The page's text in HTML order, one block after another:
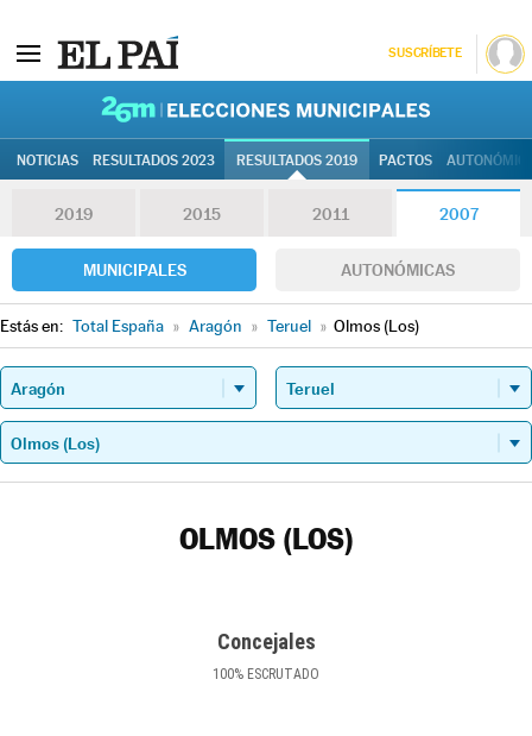
SUSCRÍBETE
NOTICIAS RESULTADOS 2023 RESULTADOS 2019 PACTOS
2019 2015 2011 2007
MUNICIPALES AUTONÓMICAS
Estás en: Total España » Aragón » Teruel » Olmos (Los)
OLMOS (LOS)
Concejales
100% ESCRUTADO